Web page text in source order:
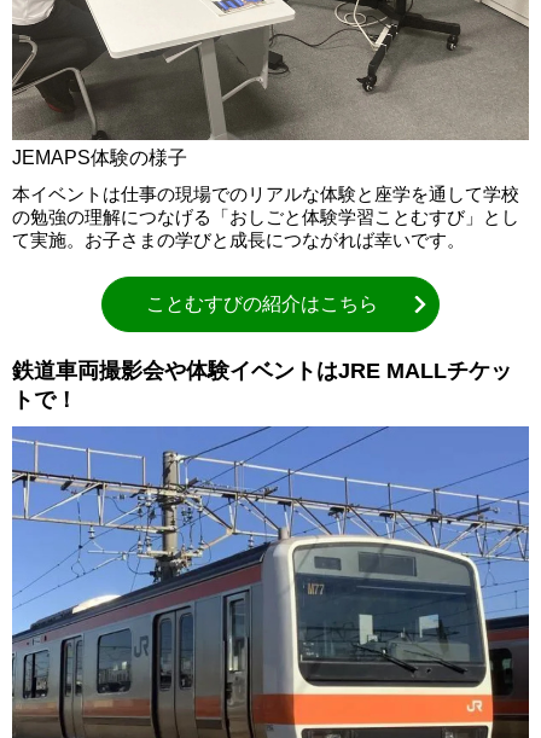
JEMAPS体験の様子
本イベントは仕事の現場でのリアルな体験と座学を通して学校
の勉強の理解につなげる「おしごと体験学習ことむすび」とし
て実施。お子さまの学びと成長につながれば幸いです。
ことむすびの紹介はこちら
鉄道車両撮影会や体験イベントはJRE MALLチケッ
トで！